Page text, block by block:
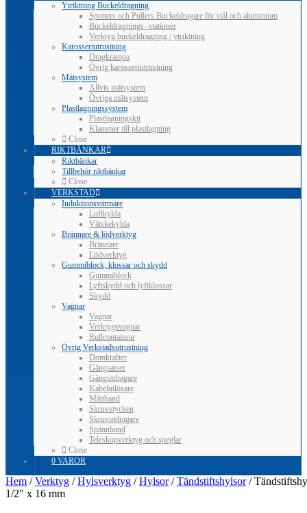
Ytriktning Buckeldragning
Spotters och Pullers Buckeldragare för stål och aluminium
Buckeldragnings- stationer
Verktyg buckeldragning / ytriktning
Karosseriutrustning
Dragkrampa
Övrig karosseriutrustning
Mätsystem
Allvis mätsystem
Övriga mätsystem
Plastlagningssystem
Plastlagningskit
Klammer till plastlagning
Close
RIKTBÄNKAR
Riktbänkar
Tillbehör riktbänkar
Close
VERKSTAD
Induktionsvärmare
Luftkylda
Vätskekylda
Brännare & lödverktyg
Brännare
Lödverktyg
Gummiblock, klossar och skydd
Gummiblock
Lyftskydd och lyftklossar
Skydd
Vagnar
Vagnar
Verktygsvagnar
Rullcontainrar
Övrig Verkstadsutrustning
Domkrafter
Gängsatser
Gängutdragare
Kabelutlösare
Måttband
Skruvstycken
Skruvutdragare
Spännband
Teleskopverktyg och speglar
Close
0 VAROR
Hem /Verktyg /Hylsverktyg /Hylsor/Tändstiftshylsor/
1/2″ x 16 mm